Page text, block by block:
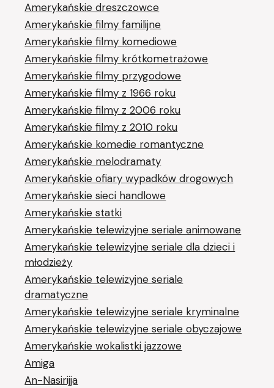
Amerykańskie dreszczowce
Amerykańskie filmy familijne
Amerykańskie filmy komediowe
Amerykańskie filmy krótkometrażowe
Amerykańskie filmy przygodowe
Amerykańskie filmy z 1966 roku
Amerykańskie filmy z 2006 roku
Amerykańskie filmy z 2010 roku
Amerykańskie komedie romantyczne
Amerykańskie melodramaty
Amerykańskie ofiary wypadków drogowych
Amerykańskie sieci handlowe
Amerykańskie statki
Amerykańskie telewizyjne seriale animowane
Amerykańskie telewizyjne seriale dla dzieci i
młodzieży
Amerykańskie telewizyjne seriale
dramatyczne
Amerykańskie telewizyjne seriale kryminalne
Amerykańskie telewizyjne seriale obyczajowe
Amerykańskie wokalistki jazzowe
Amiga
An-Nasirijja